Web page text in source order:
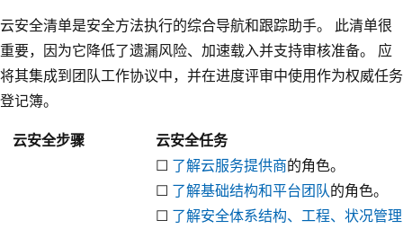
云安全清单是安全方法执行的综合导航和跟踪助手。 此清单很
重要，因为它降低了遗漏风险、加速载入并支持审核准备。 应
将其集成到团队工作协议中，并在进度评审中使用作为权威任务
登记簿。
云安全步骤
云安全任务
☐ 了解云服务提供商的角色。
☐ 了解基础结构和平台团队的角色。
☐ 了解安全体系结构、工程、状况管理